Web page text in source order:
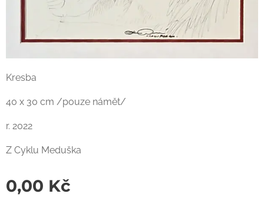
Kresba
40 x 30 cm /pouze námět/
r. 2022
Z Cyklu Meduška
0,00 Kč